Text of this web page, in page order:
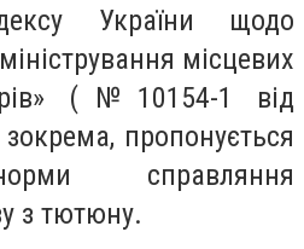
України щодо
місцевих
(№10154-1 від
пропонується
справляння
з тютюну.